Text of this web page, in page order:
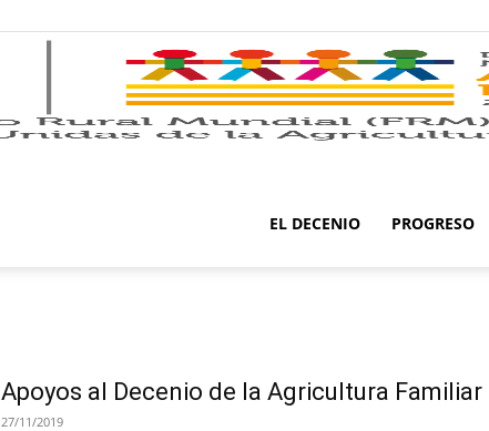
EL DECENIO PROGRESO
Apoyos al Decenio de la Agricultura Familiar
27/11/2019